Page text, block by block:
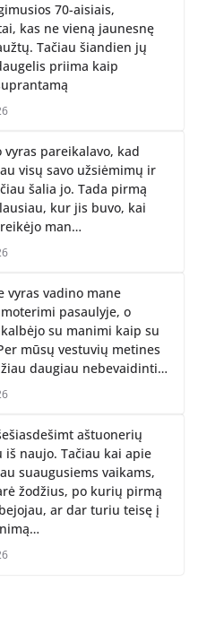
70-aisiais,
kas ne vieną jaunesnę
Tačiau šiandien jų
priima kaip
vyras pareikalavo, kad
visų savo užsiėmimų ir
šalia jo. Tada pirmą
kur jis buvo, kai
man…
vyras vadino mane
pasaulyje, o
su manimi kaip su
mūsų vestuvių metines
daugiau nebevaidinti…
aštuonerių
iš naujo. Tačiau kai apie
suaugusiems vaikams,
žodžius, po kurių pirmą
ar dar turiu teisę į